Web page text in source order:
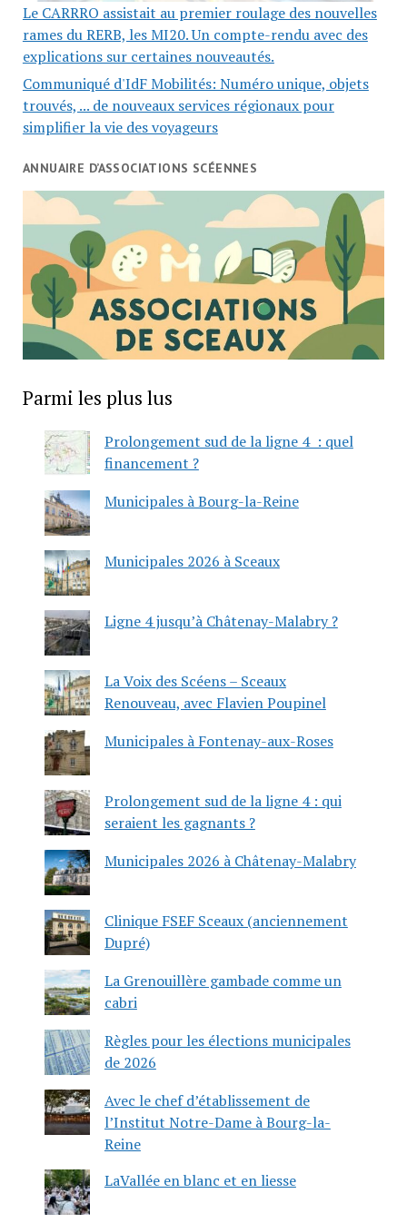
Le CARRRO assistait au premier roulage des nouvelles
rames du RERB, les MI20. Un compte-rendu avec des
explications sur certaines nouveautés.
Communiqué d'IdF Mobilités: Numéro unique, objets
trouvés, ... de nouveaux services régionaux pour
simplifier la vie des voyageurs
ANNUAIRE D’ASSOCIATIONS SCÉENNES
Parmi les plus lus
Prolongement sud de la ligne 4 : quel
financement ?
Municipales à Bourg-la-Reine
Municipales 2026 à Sceaux
Ligne 4 jusqu’à Châtenay-Malabry ?
La Voix des Scéens – Sceaux
Renouveau, avec Flavien Poupinel
Municipales à Fontenay-aux-Roses
Prolongement sud de la ligne 4 : qui
seraient les gagnants ?
Municipales 2026 à Châtenay-Malabry
Clinique FSEF Sceaux (anciennement
Dupré)
La Grenouillère gambade comme un
cabri
Règles pour les élections municipales
de 2026
Avec le chef d’établissement de
l’Institut Notre-Dame à Bourg-la-
Reine
LaVallée en blanc et en liesse